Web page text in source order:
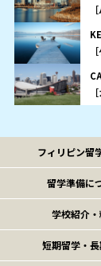
フィリピン留
留学準備に
学校紹介
短期留学・